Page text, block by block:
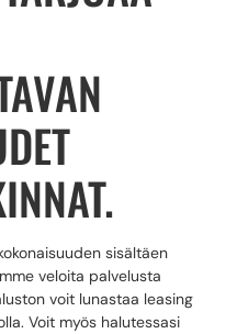
sisältäen
veloita palvelusta
voit lunastaa leasing
Voit myös halutessasi